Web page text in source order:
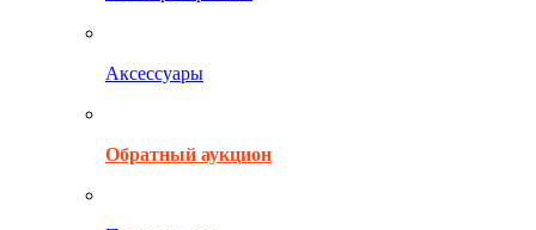
Аксессуары
Обратный аукцион